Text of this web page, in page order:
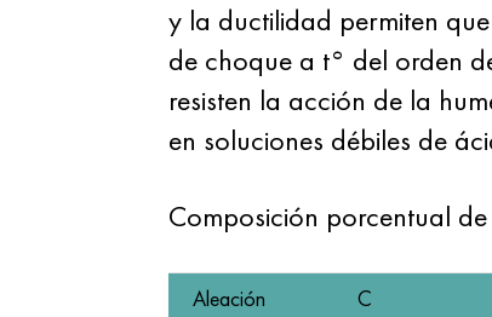
y la ductilidad permiten
de choque a t° del orden
resisten la acción de la
en soluciones débiles de
Composición porcentual
Aleación C